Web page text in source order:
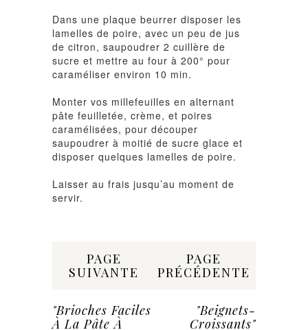
Dans une plaque beurrer disposer les
lamelles de poire, avec un peu de jus
de citron, saupoudrer 2 cuillère de
sucre et mettre au four à 200° pour
caraméliser environ 10 min.
Monter vos millefeuilles en alternant
pâte feuilletée, crème, et poires
caramélisées, pour découper
saupoudrer à moitié de sucre glace et
disposer quelques lamelles de poire.
Laisser au frais jusqu’au moment de
servir.
PAGE
SUIVANTE
"Brioches Faciles
À La Pâte À
PAGE
PRÉCÉDENTE
"Beignets-
Croissants"